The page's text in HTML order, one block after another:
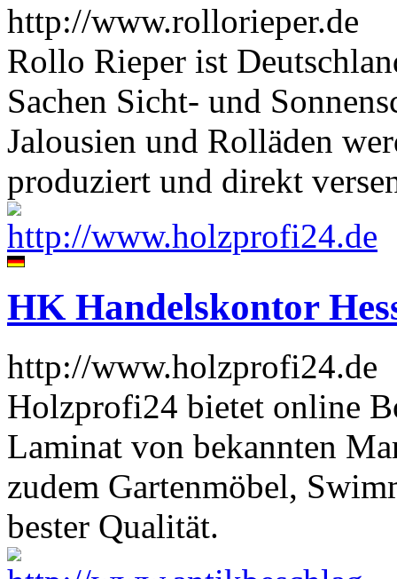
http://www.rollorieper.de
Rollo Rieper ist
Sachen Sicht- und
Jalousien und Rolläden
produziert und direkt
HK Handelskontor
http://www.holzprofi24.de
Holzprofi24 bietet online
Laminat von bekannten
zudem Gartenmöbel,
bester Qualität.